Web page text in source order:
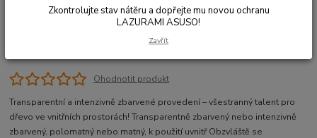
Ohodnotit produkt
Transparentní a intenzivně zbarvené provedení – všestranný talent pro
dřevo ve vnitřních prostorách! Transparentně zbarvený nebo intenzivně
zbarvený, polomatný nebo matný, k použití uvnitř Obzvláště se
Zkontrolujte stav nátěru a dopřejte mu novou ochranu
LAZURAMI ASUSO!
Zavřít